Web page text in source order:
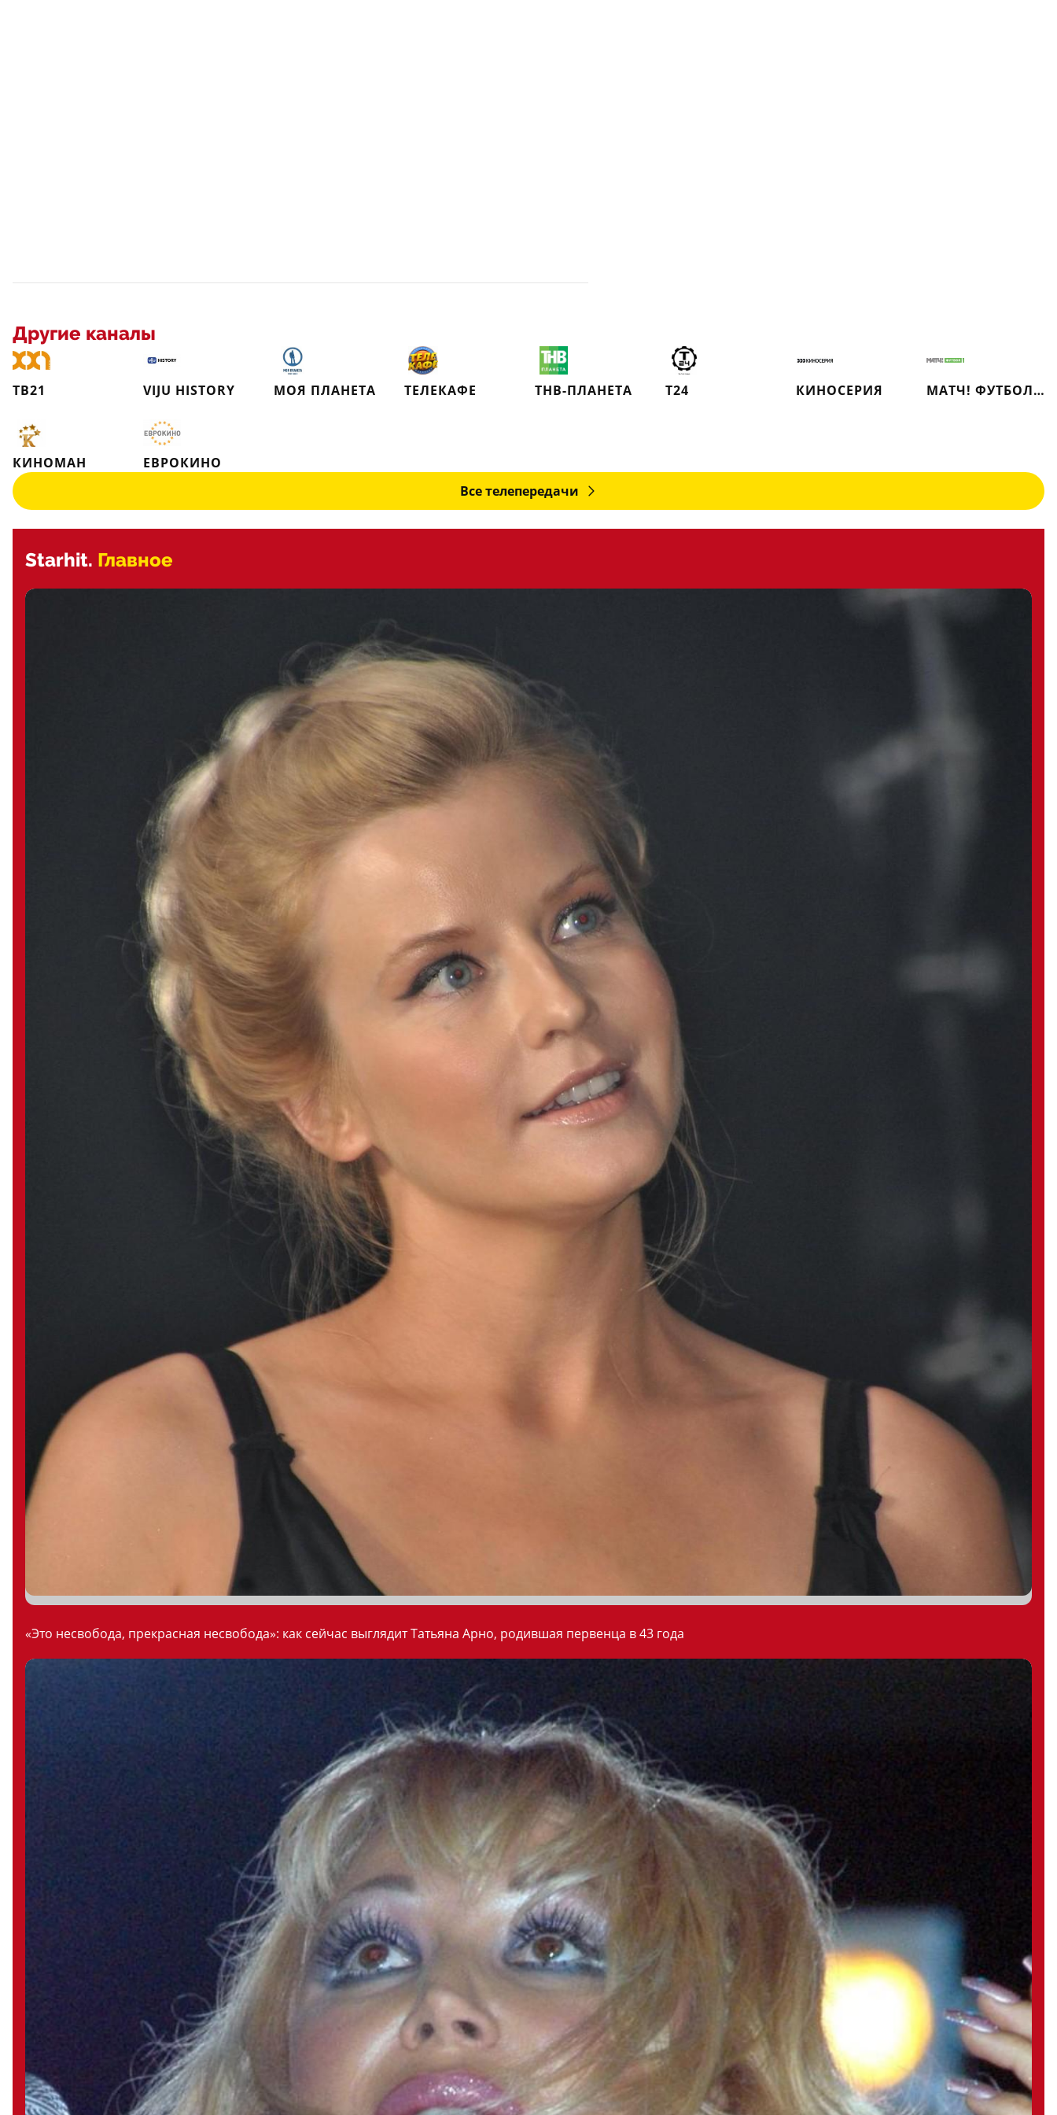
Другие каналы
ТВ21 VIJU HISTORY МОЯ ПЛАНЕТА ТЕЛЕКАФЕ ТНВ-ПЛАНЕТА Т24 КИНОСЕРИЯ МАТЧ! ФУТБОЛ 1
КИНОМАН
ЕВРОКИНО
Все телепередачи
Starhit. Главное
«Это несвобода, прекрасная несвобода»: как сейчас выглядит Татьяна Арно, родившая первенца в 43 года